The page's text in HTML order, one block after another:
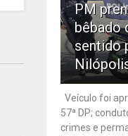
PM
bêbado
sentido
Veículo foi
57ª DP;
crimes e